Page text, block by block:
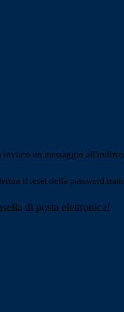
inviato un messaggio
il reset della password
di posta elettronica!